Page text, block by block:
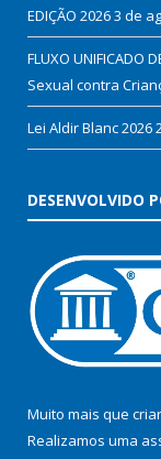
EDIÇÃO 20263 de
FLUXO UNIFICADO
Sexual contra
Lei Aldir Blanc 2026
DESENVOLVIDO
Muito mais que
Realizamos uma